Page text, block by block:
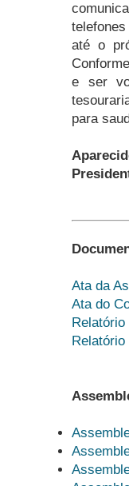
até o
e ser
para
Ata da
Ata do
Relatório
Relatório